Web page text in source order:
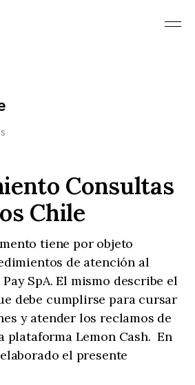
Consultas
Chile
tiene por objeto
de atención al
SpA. El mismo describe el
debe cumplirse para cursar
y atender los reclamos de
plataforma Lemon Cash. En
el presente